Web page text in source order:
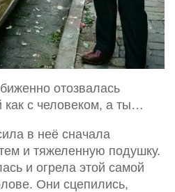
отозвалась
с человеком, а ты…
в неё сначала
и тяжеленную подушку.
и огрела этой самой
Они сцепились,